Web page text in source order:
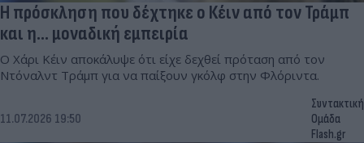
Η πρόσκληση που δέχτηκε ο Κέιν από τον Τράμπ
και η... μοναδική εμπειρία
Ο Χάρι Κέιν αποκάλυψε ότι είχε δεχθεί πρόταση από τον
Ντόναλντ Τράμπ για να παίξουν γκόλφ στην Φλόριντα.
11.07.2026 19:50
Συντακτική
Ομάδα
Flash.gr